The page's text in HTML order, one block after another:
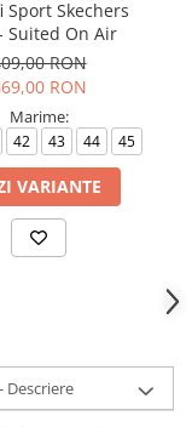
Sport Skechers
Suited On Air
RON
RON
Marime:
42 43 44 45
VARIANTE
Descriere